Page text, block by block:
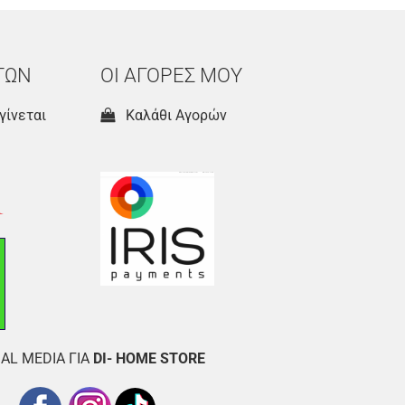
ΟΙ ΑΓΟΡΕΣ ΜΟΥ
Καλάθι Αγορών
MEDIA ΓΙΑ DI- HOME STORE